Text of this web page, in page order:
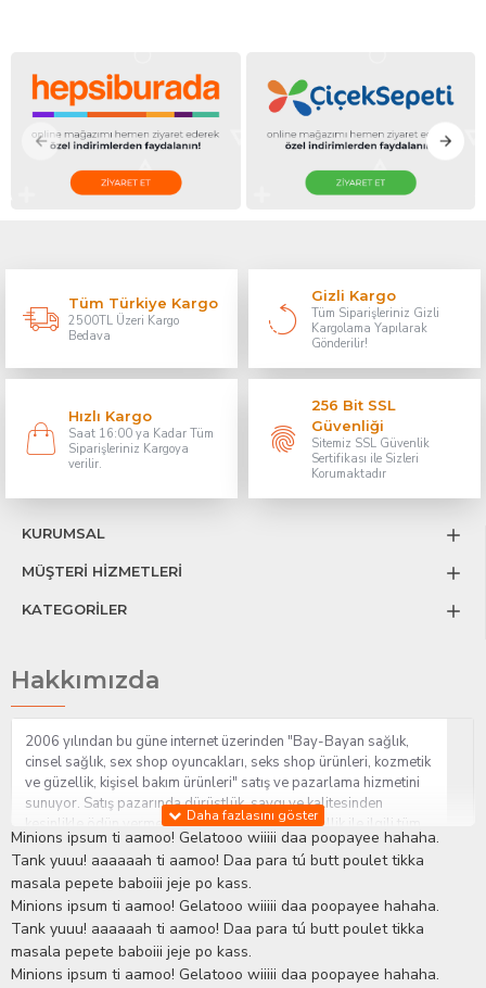
Tüm Türkiye Kargo
2500TL Üzeri Kargo
Bedava
Gizli Kargo
Tüm Siparişleriniz Gizli
Kargolama Yapılarak
Gönderilir!
Hızlı Kargo
Saat 16:00 ya Kadar Tüm
Siparişleriniz Kargoya
verilir.
256 Bit SSL
Güvenliği
Sitemiz SSL Güvenlik
Sertifikası ile Sizleri
Korumaktadır
KURUMSAL
MÜŞTERİ HİZMETLERİ
KATEGORİLER
Hakkımızda
2006 yılından bu güne internet üzerinden "Bay-Bayan sağlık,
cinsel sağlık, sex shop oyuncakları, seks shop ürünleri, kozmetik
ve güzellik, kişisel bakım ürünleri" satış ve pazarlama hizmetini
sunuyor. Satış pazarında dürüstlük, saygı ve kalitesinden
kesinlikle ödün vermeden hizmet sağlık ve güzellik ile ilgili tüm
sorularınıza anında cevap verebilen Yetkin ve uzman kadrosu ile
ihtiyaçlarınızı en uygun fiyat ve taksit seçenekleriyle karşılıyor.
İstanbul beylikdüzü Erotik Shop sitemizde insan odaklı çalışma
stratejimiz ile müşterilerimizin yaşamlarında mutlu, sağlıklı ve
bakımlı olmaları için onlara sağlık ve güzellik danışmanlığı
sağlıyoruz.Sex ShopAlışveriş sitemiz Erotik Shop sektöründeki
gelişmeleri ve yenilikleri çok yakından takip etmesi, yaklaşık
Minions ipsum ti aamoo! Gelatooo wiiiii daa poopayee hahaha.
Tank yuuu! aaaaaah ti aamoo! Daa para tú butt poulet tikka
masala pepete baboiii jeje po kass.
Minions ipsum ti aamoo! Gelatooo wiiiii daa poopayee hahaha.
Tank yuuu! aaaaaah ti aamoo! Daa para tú butt poulet tikka
masala pepete baboiii jeje po kass.
Minions ipsum ti aamoo! Gelatooo wiiiii daa poopayee hahaha.